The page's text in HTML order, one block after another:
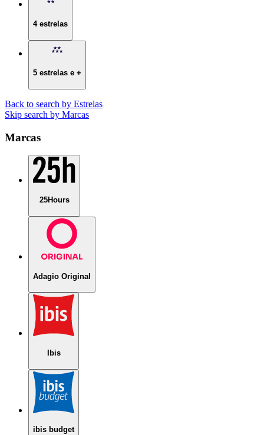
4 estrelas
5 estrelas e +
Back to search by Estrelas
Skip search by Marcas
Marcas
25Hours
Adagio Original
Ibis
ibis budget